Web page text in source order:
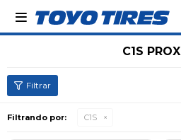

C1S
Filtrando por: C1S